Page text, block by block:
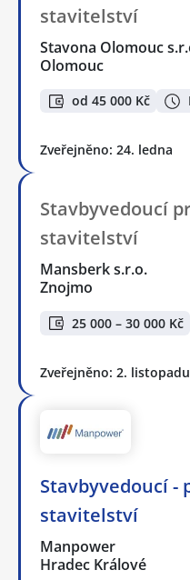
stavitelství
Stavona Olomouc
Olomouc
od 45 000 Kč
Zveřejněno: 24. ledna
Stavbyvedoucí
stavitelství
Mansberk s.r.o.
Znojmo
25 000 – 30 000 Kč
Zveřejněno: 2. listopadu
Stavbyvedoucí -
stavitelství
Manpower
Hradec Králové